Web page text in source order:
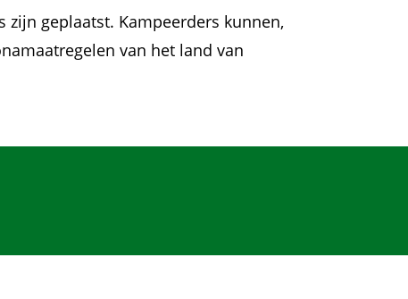
geplaatst. Kampeerders kunnen,
van het land van